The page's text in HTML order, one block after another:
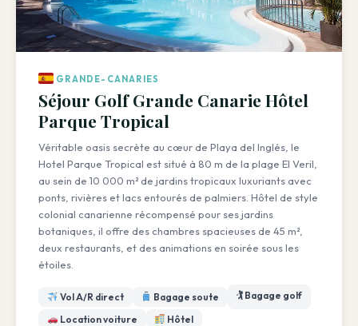
GRANDE-CANARIES
Séjour Golf Grande Canarie Hôtel
Parque Tropical
Véritable oasis secrète au cœur de Playa del Inglés, le
Hotel Parque Tropical est situé à 80 m de la plage El Veril,
au sein de 10 000 m² de jardins tropicaux luxuriants avec
ponts, rivières et lacs entourés de palmiers. Hôtel de style
colonial canarienne récompensé pour ses jardins
botaniques, il offre des chambres spacieuses de 45 m²,
deux restaurants, et des animations en soirée sous les
étoiles.
Vol A/R direct Bagage soute
🏌️ Bagage golf
Location voiture
Hôtel